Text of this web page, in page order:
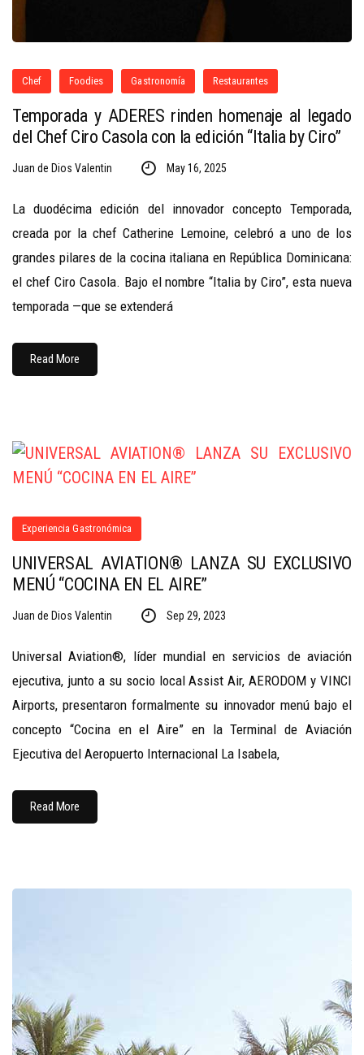
Chef Foodies Gastronomía Restaurantes
Temporada y ADERES rinden homenaje al legado
del Chef Ciro Casola con la edición “Italia by Ciro”
Juan de Dios Valentin May 16, 2025
La duodécima edición del innovador concepto Temporada,
creada por la chef Catherine Lemoine, celebró a uno de los
grandes pilares de la cocina italiana en República Dominicana:
el chef Ciro Casola. Bajo el nombre “Italia by Ciro”, esta nueva
temporada —que se extenderá
Read More
Experiencia Gastronómica
UNIVERSAL AVIATION® LANZA SU EXCLUSIVO
MENÚ “COCINA EN EL AIRE”
Juan de Dios Valentin Sep 29, 2023
Universal Aviation®, líder mundial en servicios de aviación
ejecutiva, junto a su socio local Assist Air, AERODOM y VINCI
Airports, presentaron formalmente su innovador menú bajo el
concepto “Cocina en el Aire” en la Terminal de Aviación
Ejecutiva del Aeropuerto Internacional La Isabela,
Read More